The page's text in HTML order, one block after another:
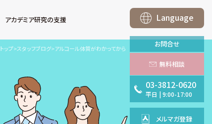
アカデミア研究の支援
トップ>スタッフブログ>アルコール体質がわかってから
Language
お問合せ
無料相談
03-3812-0620
平日 |9:00-17:00
メルマガ登録